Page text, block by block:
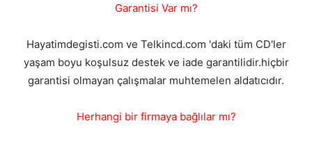
Garantisi Var mı?
Hayatimdegisti.com ve Telkincd.com 'daki tüm CD'ler
yaşam boyu koşulsuz destek ve iade garantilidir.hiçbir
garantisi olmayan çalışmalar muhtemelen aldatıcıdır.
Herhangi bir firmaya bağlılar mı?